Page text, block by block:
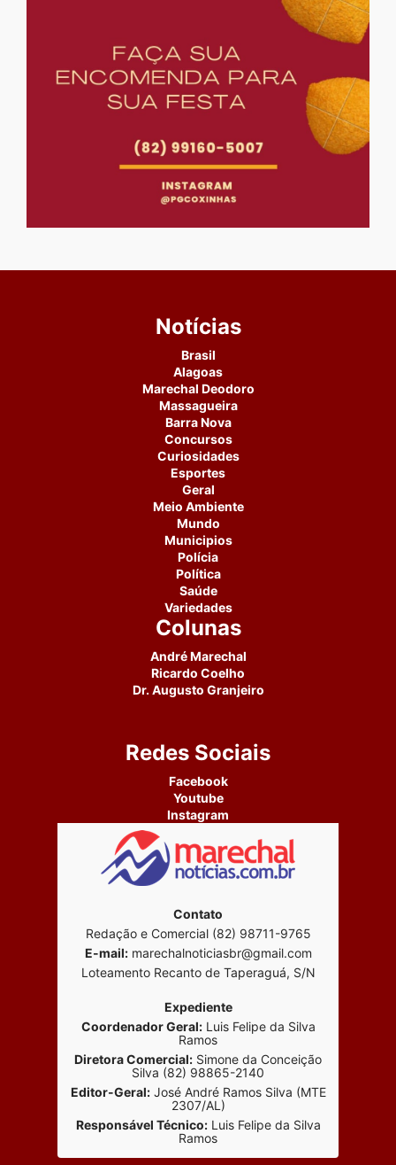
Notícias
Brasil
Alagoas
Marechal Deodoro
Massagueira
Barra Nova
Concursos
Curiosidades
Esportes
Geral
Meio Ambiente
Mundo
Municipios
Polícia
Política
Saúde
Variedades
Colunas
André Marechal
Ricardo Coelho
Dr. Augusto Granjeiro
Redes Sociais
Facebook
Youtube
Instagram
Contato
Redação e Comercial (82) 98711-9765
E-mail:marechalnoticiasbr@gmail.com
Loteamento Recanto de Taperaguá, S/N
Expediente
Coordenador Geral:Luis Felipe da Silva
Ramos
Diretora Comercial: Simone da Conceição
Silva (82) 98865-2140
Editor-Geral:José André Ramos Silva (MTE
2307/AL)
Responsável Técnico:Luis Felipe da Silva
Ramos